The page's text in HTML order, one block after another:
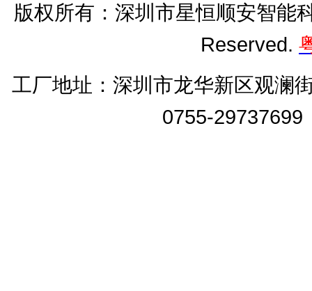
版权所有：深圳市星恒顺安智能
Reserved.
工厂地址： 深圳市龙华新区观澜
0755-